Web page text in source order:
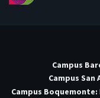
Campus
Campus San
Campus Boquemonte: